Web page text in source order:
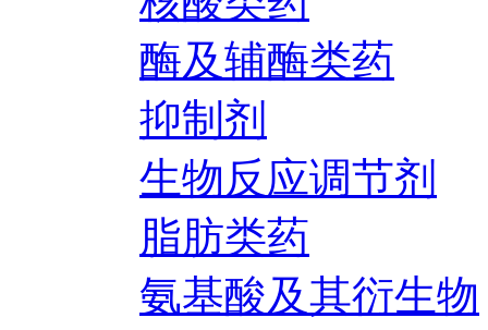
酶及辅酶类药
抑制剂
生物反应调节剂
脂肪类药
氨基酸及其衍生物